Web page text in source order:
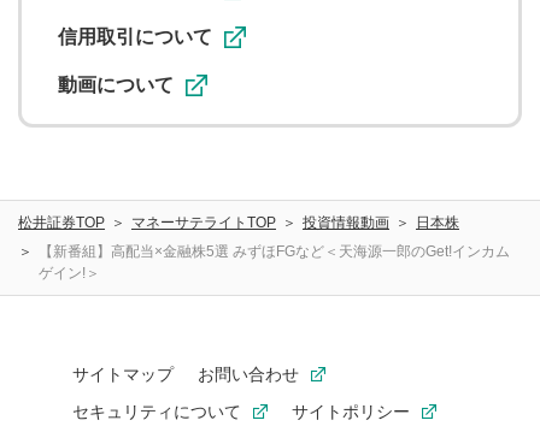
信用取引について
動画について
松井証券TOP マネーサテライトTOP 投資情報動画
日本株
【新番組】高配当×金融株5選 みずほFGなど＜天海源一郎のGet!インカム
ゲイン!＞
サイトマップ
お問い合わせ
セキュリティについて
サイトポリシー